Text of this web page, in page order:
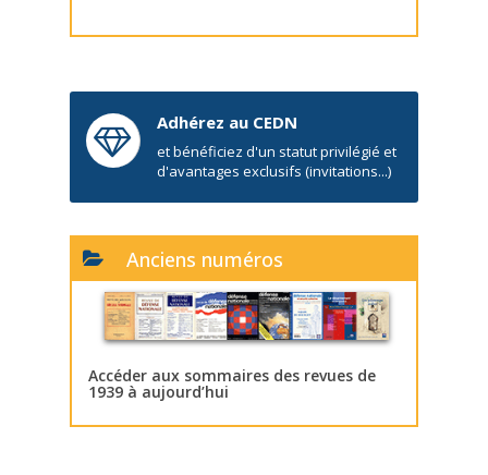
Adhérez au CEDN
et bénéficiez d'un statut privilégié et
d'avantages exclusifs (invitations...)
Anciens numéros
Accéder aux sommaires des revues de
1939 à aujourd’hui